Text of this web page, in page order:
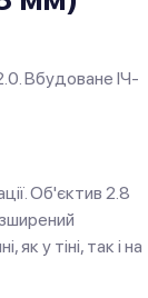
Вбудоване ІЧ-
Об'єктив 2.8
у тіні, так і на